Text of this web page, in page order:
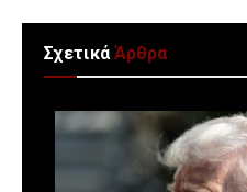
ΣχετικάΆρθρα